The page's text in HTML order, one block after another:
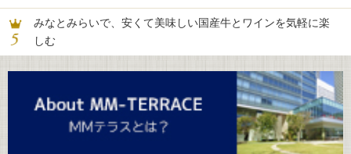
みなとみらいで、安くて美味しい国産牛とワインを気軽に楽
しむ